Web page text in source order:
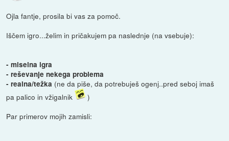
Ojla fantje, prosila bi vas za pomoč.
Iščem igro...želim in pričakujem pa naslednje (na vsebuje):
- miselna igra
- reševanje nekega problema
- realna/težka (ne da piše, da potrebuješ ogenj..pred seboj imaš
pa palico in vžigalnik
)
Par primerov mojih zamisli: